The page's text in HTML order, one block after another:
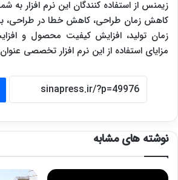
زیمنس از استفاده کنندگان این نرم افزار به
کاهش زمان طراحی، کاهش خطا در طراحی،
زمان تولید، افزایش کیفیت محصول و
مزایای استفاده از این نرم افزار تخصصی
نوشته های مشابه